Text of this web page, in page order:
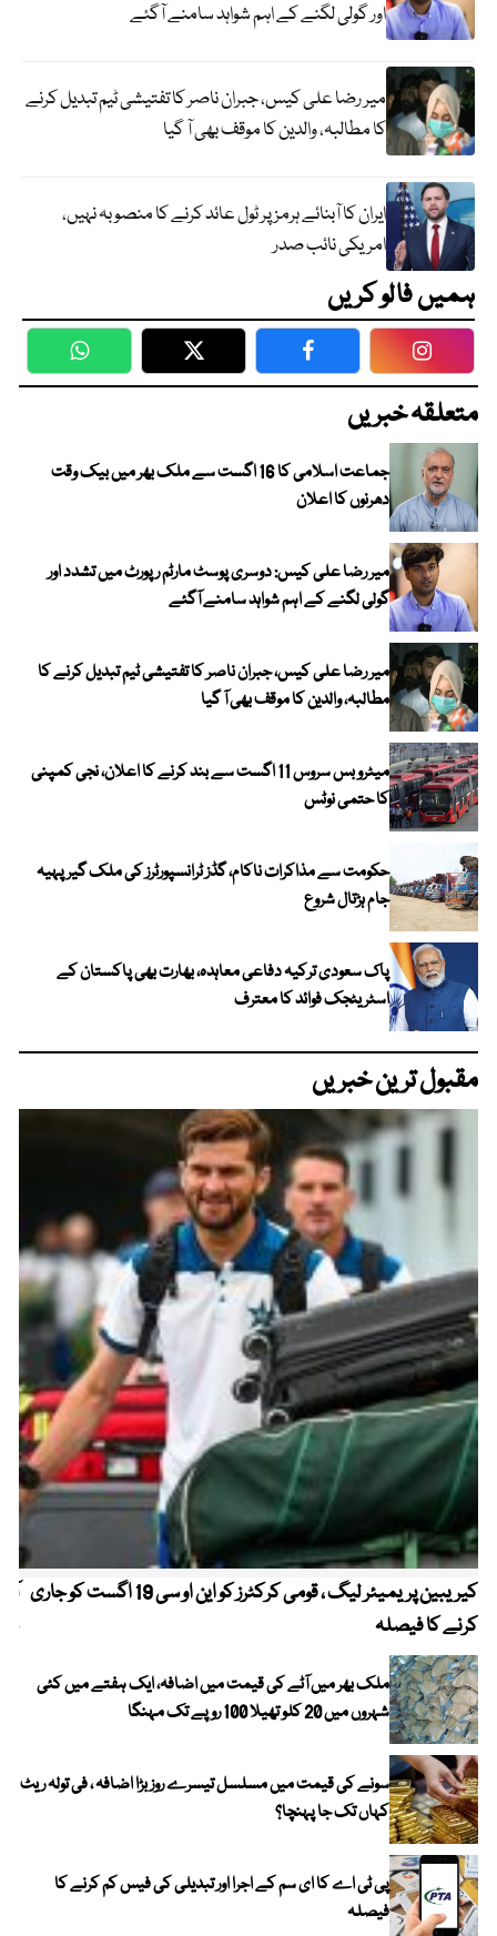
اور گولی لگنے کے اہم شواہد سامنے آگئے
میر رضا علی کیس، جبران ناصر کا تفتیشی ٹیم تبدیل کرنے
کا مطالبہ، والدین کا موقف بھی آ گیا
ایران کا آبنائے ہرمز پر ٹول عائد کرنے کا منصوبہ نہیں،
امریکی نائب صدر
ہمیں فالو کریں
WhatsApp Twitter Facebook
متعلقہ خبریں
جماعت اسلامی کا 16 اگست سے ملک بھر میں بیک وقت
دھرنوں کا اعلان
میر رضا علی کیس: دوسری پوسٹ مارٹم رپورٹ میں تشدد اور
گولی لگنے کے اہم شواہد سامنے آگئے
میر رضا علی کیس، جبران ناصر کا تفتیشی ٹیم تبدیل کرنے کا
مطالبہ، والدین کا موقف بھی آ گیا
میٹرو بس سروس 11 اگست سے بند کرنے کا اعلان، نجی کمپنی
کا حتمی نوٹس
حکومت سے مذاکرات ناکام، گڈز ٹرانسپورٹرز کی ملک گیر پہیہ
جام ہڑتال شروع
پاک سعودی ترکیہ دفاعی معاہدہ، بھارت بھی پاکستان کے
اسٹریٹجک فوائد کا معترف
مقبول ترین خبریں
کیریبین پریمیئر لیگ ، قومی کرکٹرز کو این او سی 19 اگست کو جاری
کرنے کا فیصلہ
ملک بھر میں آٹے کی قیمت میں اضافہ، ایک ہفتے میں کئی
شہروں میں 20 کلو تھیلا 100 روپے تک مہنگا
سونے کی قیمت میں مسلسل تیسرے روز بڑا اضافہ ، فی تولہ ریٹ
کہاں تک جا پہنچا؟
پی ٹی اے کا ای سم کے اجرا اور تبدیلی کی فیس کم کرنے کا
فیصلہ